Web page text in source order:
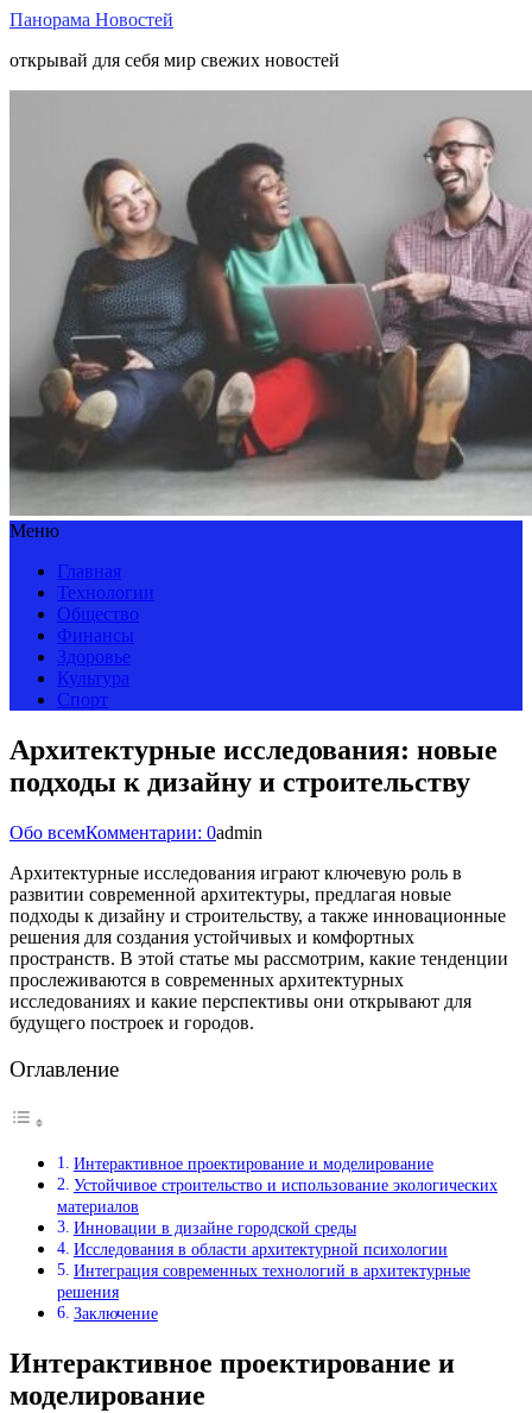
Панорама Новостей
открывай для себя мир свежих новостей
Меню
Главная
Технологии
Общество
Финансы
Здоровье
Культура
Спорт
Архитектурные исследования: новые
подходы к дизайну и строительству
Обо всемКомментарии: 0admin
Архитектурные исследования играют ключевую роль в
развитии современной архитектуры, предлагая новые
подходы к дизайну и строительству, а также инновационные
решения для создания устойчивых и комфортных
пространств. В этой статье мы рассмотрим, какие тенденции
прослеживаются в современных архитектурных
исследованиях и какие перспективы они открывают для
будущего построек и городов.
Оглавление
Интерактивное проектирование и моделирование
Устойчивое строительство и использование экологических
материалов
Инновации в дизайне городской среды
Исследования в области архитектурной психологии
Интеграция современных технологий в архитектурные
решения
Заключение
Интерактивное проектирование и
моделирование